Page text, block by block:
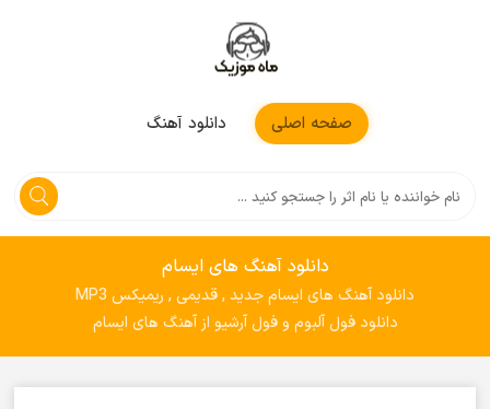
صفحه اصلی دانلود آهنگ
دانلود آهنگ های ایسام
دانلود آهنگ های ایسام جدید , قدیمی , ریمیکس MP3
دانلود فول آلبوم و فول آرشیو از آهنگ های ایسام